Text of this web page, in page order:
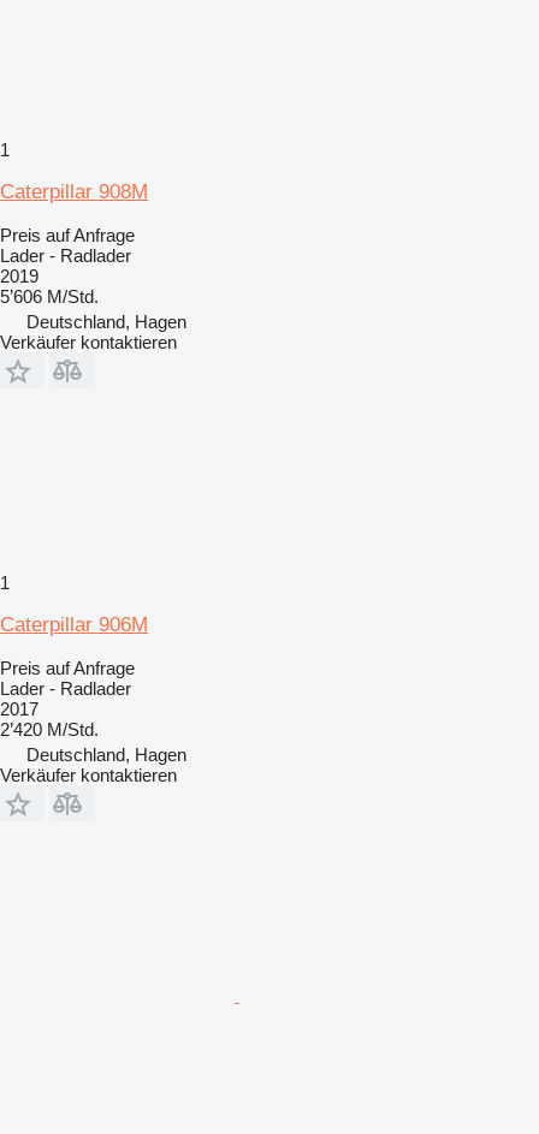
1
Caterpillar 908M
Preis auf Anfrage
Lader - Radlader
2019
5’606 M/Std.
Deutschland, Hagen
Verkäufer kontaktieren
1
Caterpillar 906M
Preis auf Anfrage
Lader - Radlader
2017
2’420 M/Std.
Deutschland, Hagen
Verkäufer kontaktieren